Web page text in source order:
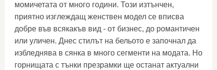
момичетата от много години. Този изтънчен,
приятно изглеждащ женствен модел се вписва
добре във всякакъв вид - от бизнес, до романтичен
или уличен. Днес стилът на бельото е започнал да
избледнява в сянка в много сегменти на модата. Но
горнищата с тънки презрамки ще останат актуални